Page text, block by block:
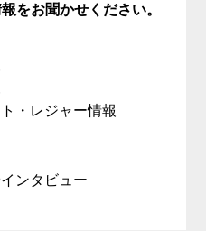
をお聞かせください。
・レジャー情報
ンタビュー